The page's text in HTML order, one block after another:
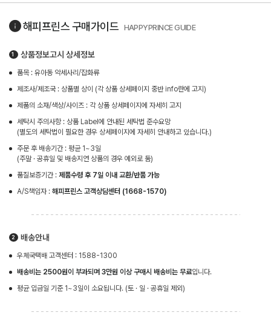
해피프린스구매가이드 HAPPYPRINCE GUIDE
상품정보고시 상세정보
품목 : 유아동 악세사리/잡화류
제조사/제조국 : 상품별 상이 (각 상품 상세페이지 중반 info란에 고지)
제품의 소재/색상/사이즈 : 각 상품 상세페이지에 자세히 고지
세탁시 주의사항 : 상품 Label에 안내된 세탁법 준수요망
(별도의 세탁법이 필요한 경우 상세페이지에 자세히 안내하고 있습니다.)
주문 후 배송기간 : 평균 1~3일
(주말 · 공휴일 및 배송지연 상품의 경우 예외로 둠)
품질보증기간 : 제품수령 후 7일 이내 교환/반품 가능
A/S책임자 : 해피프린스 고객상담센터 (1668-1570)
배송안내
우체국택배 고객센터 : 1588-1300
배송비는 2500원이 부과되며 3만원 이상 구매시 배송비는 무료입니다.
평균 입금일 기준 1~3일이 소요됩니다. (토 · 일 · 공휴일 제외)